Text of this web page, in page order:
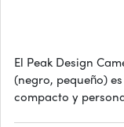
El Peak Design
(negro, pequeño)
compacto y